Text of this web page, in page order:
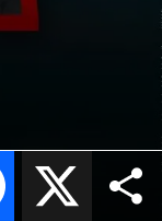
X
Facebook